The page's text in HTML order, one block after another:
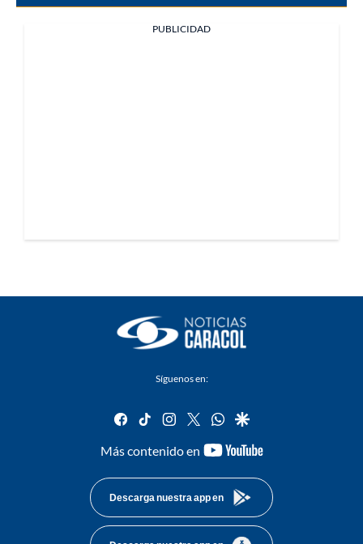
PUBLICIDAD
Síguenos en:
facebook
tiktok instagram
twitterwhatsapp
google
Más contenido en
youtube-
Descarga nuestra app en